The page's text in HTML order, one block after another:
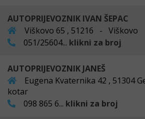
AUTOPRIJEVOZNIK IVAN ŠEPAC
Viškovo 65 , 51216 - Viškovo
051/25604... klikni za broj
AUTOPRIJEVOZNIK JANEŠ
Eugena Kvaternika 42 , 51304
kotar
098 865 6... klikni za broj